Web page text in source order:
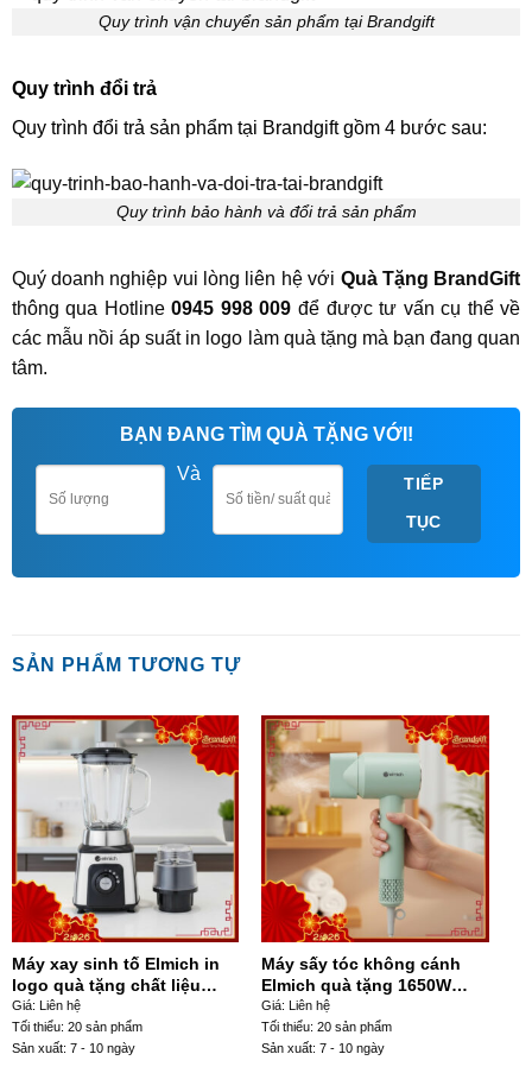
Quy trình vận chuyển sản phẩm tại Brandgift
Quy trình đổi trả
Quy trình đổi trả sản phẩm tại Brandgift gồm 4 bước sau:
Quy trình bảo hành và đổi trả sản phẩm
Quý doanh nghiệp vui lòng liên hệ với Quà Tặng BrandGift
thông qua Hotline0945 998 009 để được tư vấn cụ thể về
các mẫu nồi áp suất in logo làm quà tặng mà bạn đang quan
tâm.
BẠN ĐANG TÌM QUÀ TẶNG VỚI!
Và
TIẾP
TỤC
SẢN PHẨM TƯƠNG TỰ
Máy xay sinh tố Elmich in
logo quà tặng chất liệu
thủy tinh 1.5L MXST-01
Giá: Liên hệ
Tối thiểu: 20 sản phẩm
Sản xuất: 7 - 10 ngày
Máy sấy tóc không cánh
Elmich quà tặng 1650W
màu xanh mint MST-06
Giá: Liên hệ
Tối thiểu: 20 sản phẩm
Sản xuất: 7 - 10 ngày